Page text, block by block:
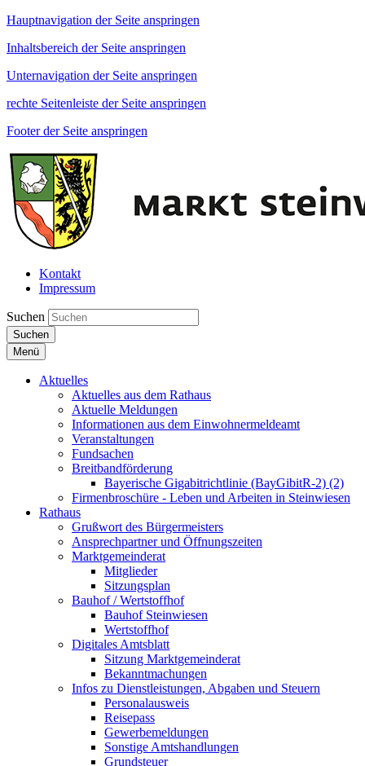
Hauptnavigation der Seite anspringen
Inhaltsbereich der Seite anspringen
Unternavigation der Seite anspringen
rechte Seitenleiste der Seite anspringen
Footer der Seite anspringen
Kontakt
Impressum
Suchen
Suchen
Menü
Aktuelles
Aktuelles aus dem Rathaus
Aktuelle Meldungen
Informationen aus dem Einwohnermeldeamt
Veranstaltungen
Fundsachen
Breitbandförderung
Bayerische Gigabitrichtlinie (BayGibitR-2) (2)
Firmenbroschüre - Leben und Arbeiten in Steinwiesen
Rathaus
Grußwort des Bürgermeisters
Ansprechpartner und Öffnungszeiten
Marktgemeinderat
Mitglieder
Sitzungsplan
Bauhof / Wertstoffhof
Bauhof Steinwiesen
Wertstoffhof
Digitales Amtsblatt
Sitzung Marktgemeinderat
Bekanntmachungen
Infos zu Dienstleistungen, Abgaben und Steuern
Personalausweis
Reisepass
Gewerbemeldungen
Sonstige Amtshandlungen
Grundsteuer